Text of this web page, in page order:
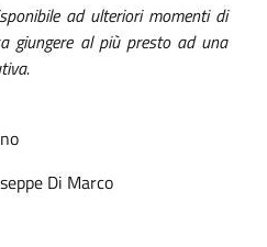
ad ulteriori momenti di
giungere al più presto ad una
Di Marco